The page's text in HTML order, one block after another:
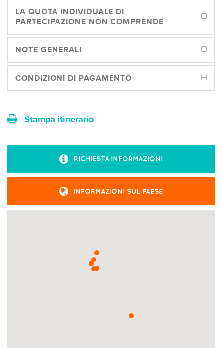
LA QUOTA INDIVIDUALE DI
PARTECIPAZIONE NON COMPRENDE
NOTE GENERALI
CONDIZIONI DI PAGAMENTO
Stampa itinerario
RICHIESTA INFORMAZIONI
INFORMAZIONI SUL PAESE